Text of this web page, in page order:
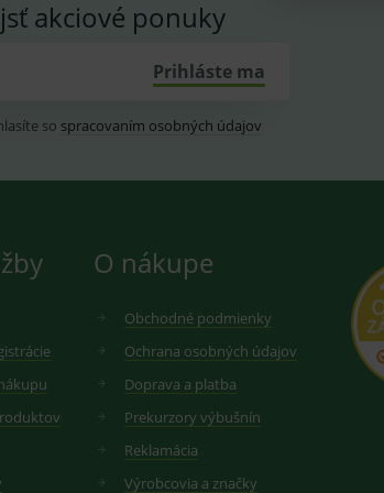
akciové ponuky
Prihláste ma
so spracovaním osobných údajov
O nákupe
Obchodné podmienky
Ochrana osobných údajov
Doprava a platba
Prekurzory výbušnín
Reklamácia
Výrobcovia a značky